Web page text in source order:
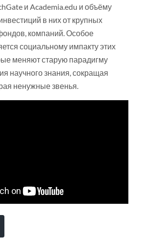
и Academia.edu и объёму
в них от крупных
компаний. Особое
социальному импакту этих
меняют старую парадигму
научного знания, сокращая
ненужные звенья.